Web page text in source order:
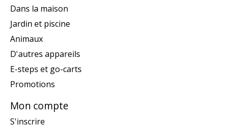
Dans la maison
Jardin et piscine
Animaux
D'autres appareils
E-steps et go-carts
Promotions
Mon compte
S'inscrire